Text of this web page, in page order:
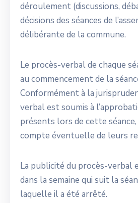
déroulement (discussions,
décisions des séances de
délibérante de la commune.
Le procès-verbal de chaque
au commencement de la
Conformément à la
verbal est soumis à
présents lors de cette
compte éventuelle de leurs
La publicité du procès-verbal
dans la semaine qui suit la
laquelle il a été arrêté.